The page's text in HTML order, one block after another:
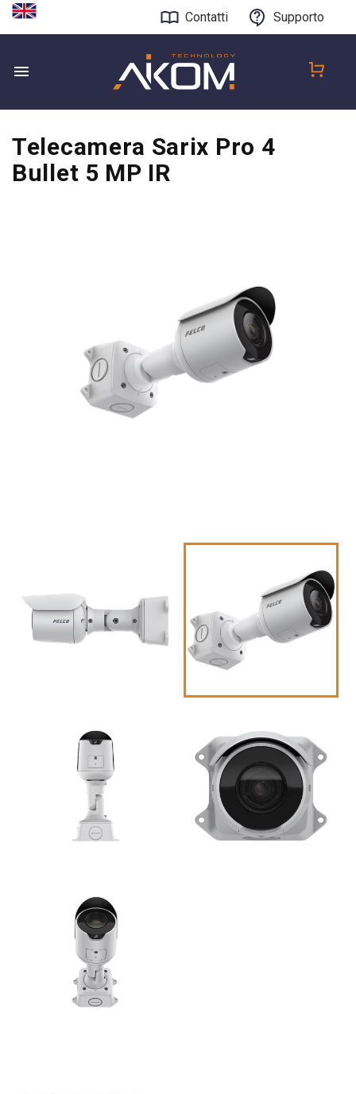
Contatti Supporto
Telecamera Sarix Pro 4
Bullet 5 MP IR